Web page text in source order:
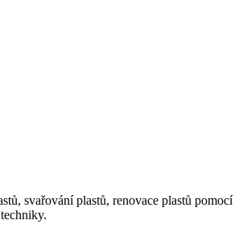
svařování plastů, renovace plastů pomocí